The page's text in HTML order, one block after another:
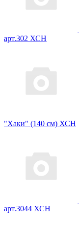
арт.302 ХСН
"Хаки" (140 см) ХСН
арт.3044 ХСН